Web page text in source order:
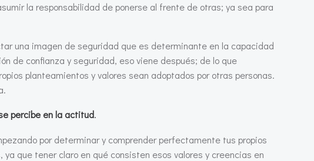
la responsabilidad de ponerse al frente de otras; ya sea para
una imagen de seguridad que es determinante en la capacidad
de confianza y seguridad, eso viene después; de lo que
planteamientos y valores sean adoptados por otras personas.
percibe en la actitud.
por determinar y comprender perfectamente tus propios
que tener claro en qué consisten esos valores y creencias en